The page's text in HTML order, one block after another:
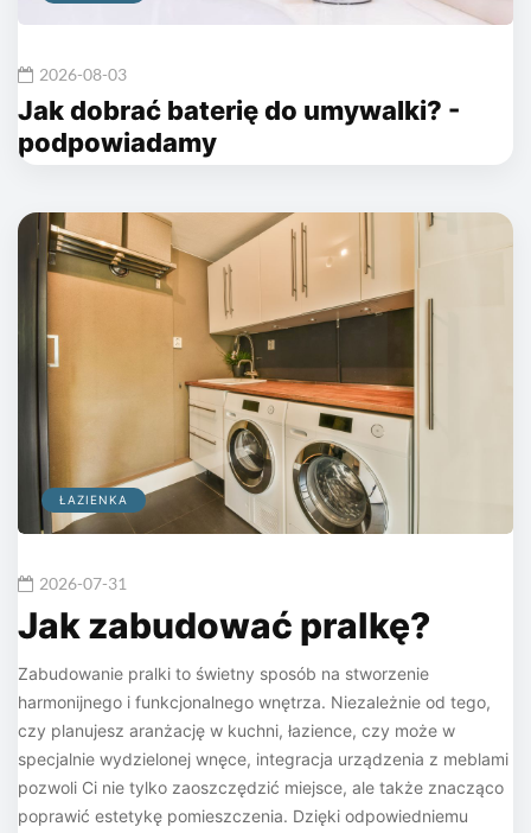
2026-08-03
Jak dobrać baterię do umywalki? -
podpowiadamy
ŁAZIENKA
2026-07-31
Jak zabudować pralkę?
Zabudowanie pralki to świetny sposób na stworzenie
harmonijnego i funkcjonalnego wnętrza. Niezależnie od tego,
czy planujesz aranżację w kuchni, łazience, czy może w
specjalnie wydzielonej wnęce, integracja urządzenia z meblami
pozwoli Ci nie tylko zaoszczędzić miejsce, ale także znacząco
poprawić estetykę pomieszczenia. Dzięki odpowiedniemu